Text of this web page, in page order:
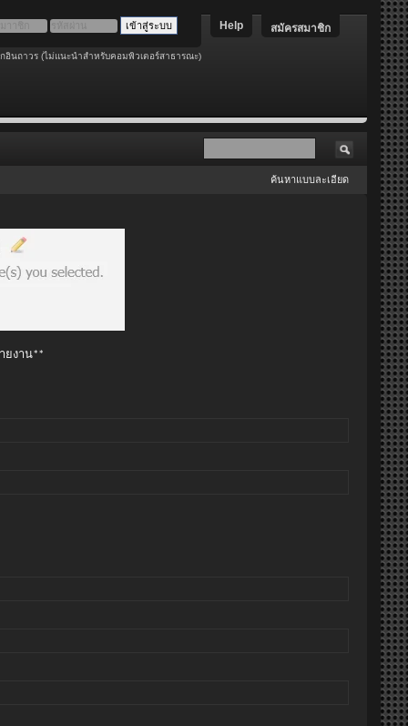
สมัครสมาชิก
Help
อินถาวร (ไม่แนะนำสำหรับคอมพิวเตอร์สาธารณะ)
ค้นหาแบบละเอียด
ยงาน**